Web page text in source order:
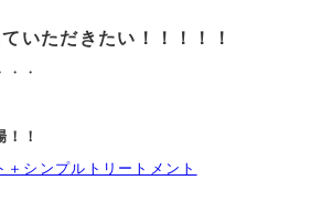
いただきたい！！！！！
・
！
シンプルトリートメント